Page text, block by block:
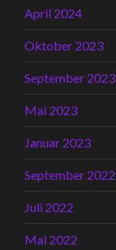
April 2024
Oktober 2023
September 2023
Mai 2023
Januar 2023
September 2022
Juli 2022
Mai 2022